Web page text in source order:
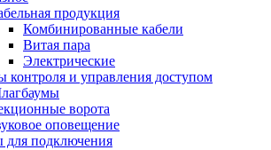
продукция
Комбинированные кабели
Витая пара
Электрические
контроля и управления доступом
ворота
оповещение
для подключения